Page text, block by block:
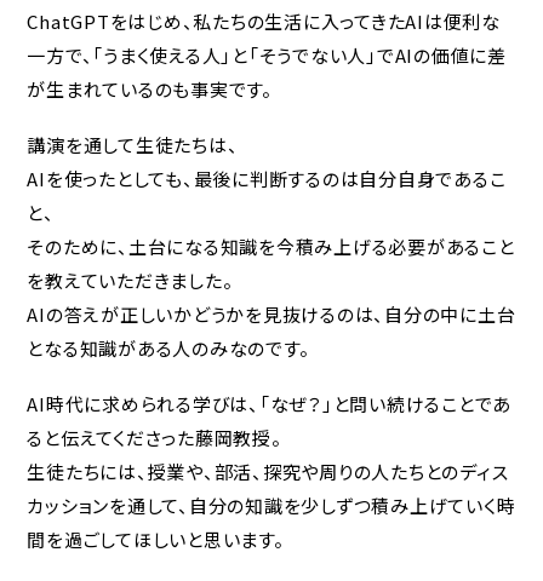
ご支援をお考えの方へ（寄付）
産学官連携をお考えの方へ
ブランドガイドライン
採用情報
お問合せ
ChatGPTをはじめ、私たちの生活に入ってきたAIは便利な
一方で、「うまく使える人」と「そうでない人」でAIの価値に差
が生まれているのも事実です。
講演を通して生徒たちは、
AIを使ったとしても、最後に判断するのは自分自身であるこ
と、
そのために、土台になる知識を今積み上げる必要があること
を教えていただきました。
AIの答えが正しいかどうかを見抜けるのは、自分の中に土台
となる知識がある人のみなのです。
AI時代に求められる学びは、「なぜ？」と問い続けることであ
ると伝えてくださった藤岡教授。
生徒たちには、授業や、部活、探究や周りの人たちとのディス
カッションを通して、自分の知識を少しずつ積み上げていく時
間を過ごしてほしいと思います。